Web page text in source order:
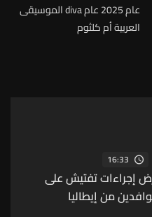
عام 2025 عام diva الموسيقى
العربية أم كلثوم
16:33
إجراءات تفتيش على
من إيطاليا